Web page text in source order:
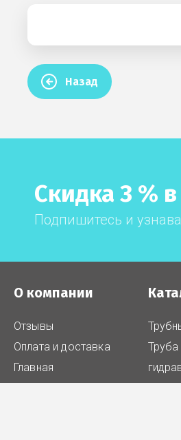
Назад
Скидка 3 %
Подпишитесь и
О компании
Отзывы
Оплата и доставка
Главная
Труба